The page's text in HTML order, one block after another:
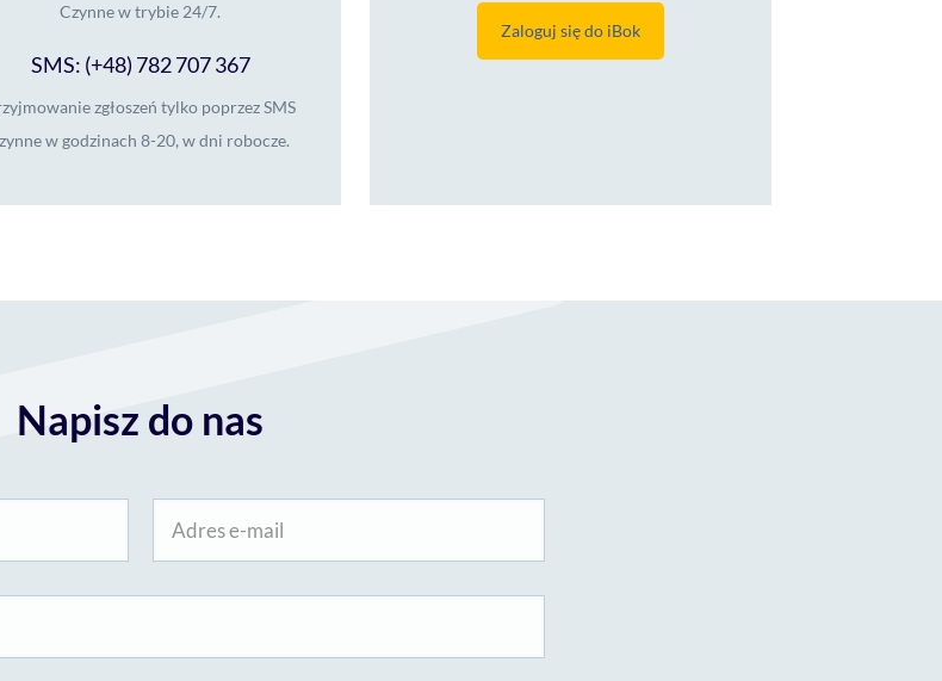
Czynne w trybie 24/7.
SMS: (+48) 782 707 367
zgłoszeń tylko poprzez SMS
w godzinach 8-20, w dni robocze.
Zaloguj się do iBok
Napisz do nas